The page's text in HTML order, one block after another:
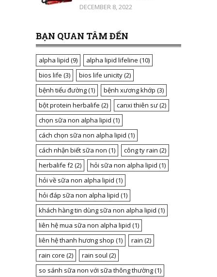
DECEMBER 8, 2022
BẠN QUAN TÂM ĐẾN
alpha lipid (9) alpha lipid lifeline (10)
bios life (3) bios life unicity(2)
bệnh tiểu đường(1) bệnh xương khớp (3)
bột protein herbalife (2) canxi thiên sư(2)
chọn sữa non alpha lipid (1)
cách chọn sữa non alpha lipid (1)
cách nhận biết sữa non (1) công ty rain (2)
herbalife f2(2) hỏi sữa non alpha lipid (1)
hỏi về sữa non alpha lipid (1)
hỏi đáp sữa non alpha lipid (1)
khách hàng tin dùng sữa non alpha lipid (1)
liên hệ mua sữa non alpha lipid (1)
liên hệ thanh hương shop (1) rain (2)
rain core (2) rain soul (2)
so sánh sữa non với sữa thông thường(1)